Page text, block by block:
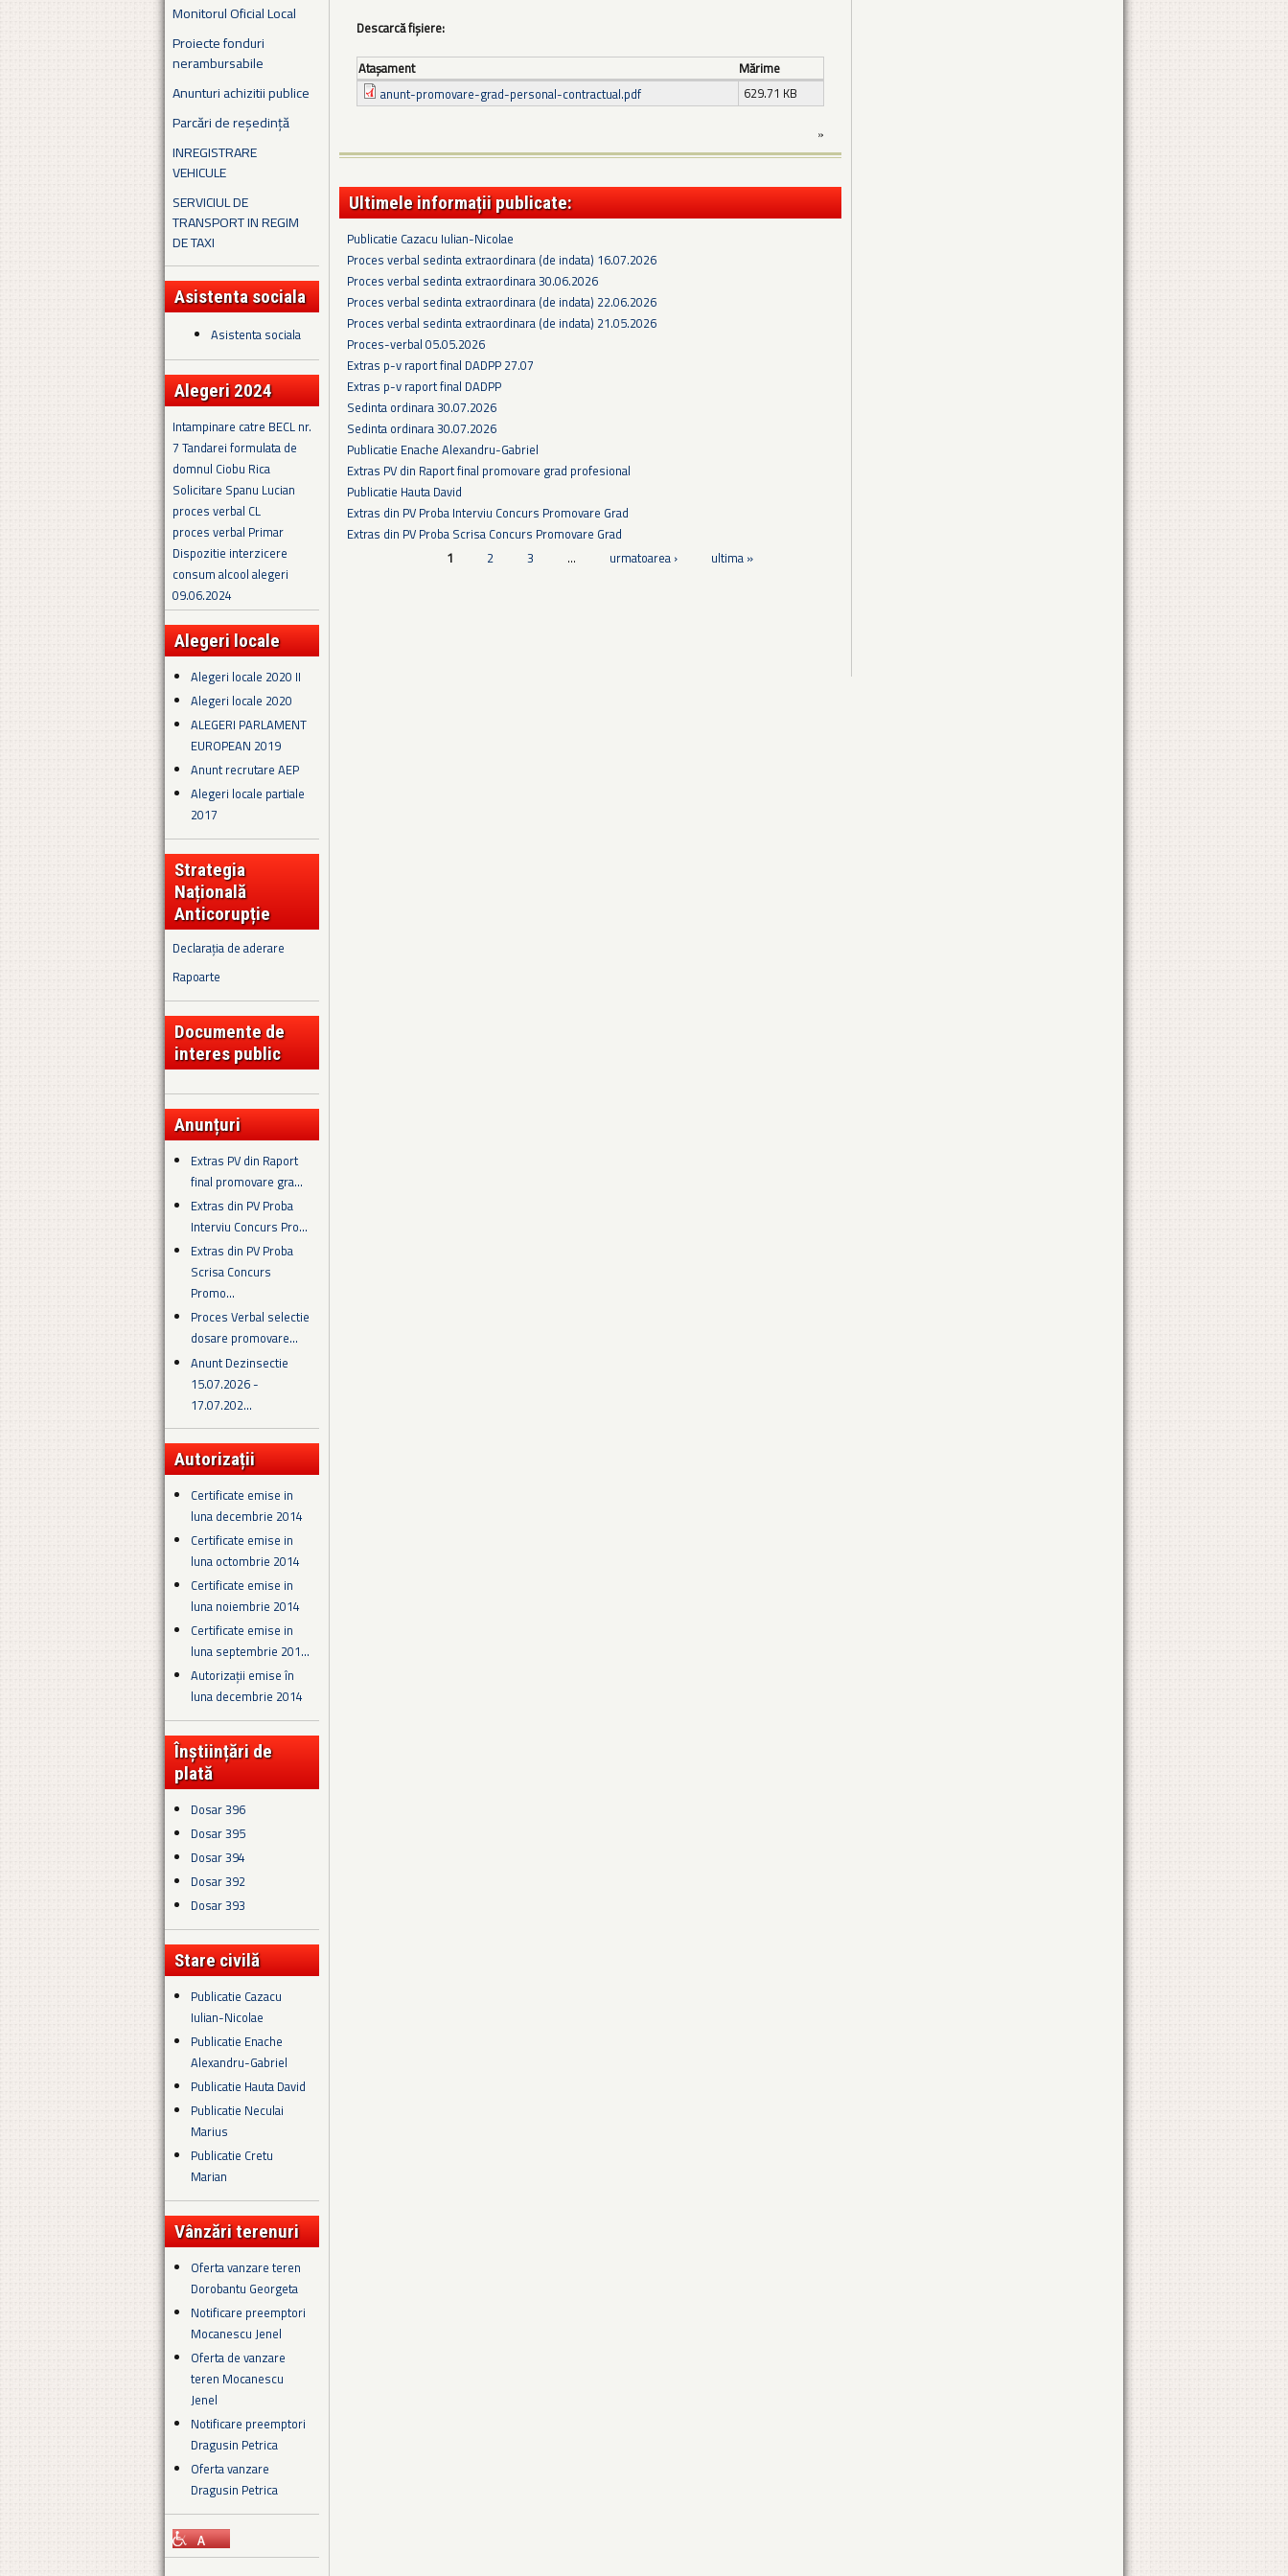
Monitorul Oficial Local
Proiecte fonduri
nerambursabile
Anunturi achizitii publice
Parcări de reședință
INREGISTRARE
VEHICULE
SERVICIUL DE
TRANSPORT IN REGIM
DE TAXI
Asistenta sociala
Asistenta sociala
Alegeri 2024
Intampinare catre BECL nr.
7 Tandarei formulata de
domnul Ciobu Rica
Solicitare Spanu Lucian
proces verbal CL
proces verbal Primar
Dispozitie interzicere
consum alcool alegeri
09.06.2024
Alegeri locale
Alegeri locale 2020 II
Alegeri locale 2020
ALEGERI PARLAMENT
EUROPEAN 2019
Anunt recrutare AEP
Alegeri locale partiale
2017
Strategia
Națională
Anticorupție
Declarația de aderare
Rapoarte
Documente de
interes public
Anunțuri
Extras PV din Raport
final promovare gra...
Extras din PV Proba
Interviu Concurs Pro...
Extras din PV Proba
Scrisa Concurs
Promo...
Proces Verbal selectie
dosare promovare...
Anunt Dezinsectie
15.07.2026 -
17.07.202...
Autorizații
Certificate emise in
luna decembrie 2014
Certificate emise in
luna octombrie 2014
Certificate emise in
luna noiembrie 2014
Certificate emise in
luna septembrie 201...
Autorizații emise în
luna decembrie 2014
Înștiințări de
plată
Dosar 396
Dosar 395
Dosar 394
Dosar 392
Dosar 393
Stare civilă
Publicatie Cazacu
Iulian-Nicolae
Publicatie Enache
Alexandru-Gabriel
Publicatie Hauta David
Publicatie Neculai
Marius
Publicatie Cretu
Marian
Vânzări terenuri
Oferta vanzare teren
Dorobantu Georgeta
Notificare preemptori
Mocanescu Jenel
Oferta de vanzare
teren Mocanescu
Jenel
Notificare preemptori
Dragusin Petrica
Oferta vanzare
Dragusin Petrica
Descarcă fișiere:
Ataşament
Mărime
anunt-promovare-grad-personal-contractual.pdf
629.71 KB
»
Ultimele informații publicate:
Publicatie Cazacu Iulian-Nicolae
Proces verbal sedinta extraordinara (de indata) 16.07.2026
Proces verbal sedinta extraordinara 30.06.2026
Proces verbal sedinta extraordinara (de indata) 22.06.2026
Proces verbal sedinta extraordinara (de indata) 21.05.2026
Proces-verbal 05.05.2026
Extras p-v raport final DADPP 27.07
Extras p-v raport final DADPP
Sedinta ordinara 30.07.2026
Sedinta ordinara 30.07.2026
Publicatie Enache Alexandru-Gabriel
Extras PV din Raport final promovare grad profesional
Publicatie Hauta David
Extras din PV Proba Interviu Concurs Promovare Grad
Extras din PV Proba Scrisa Concurs Promovare Grad
1 2 3 … urmatoarea › ultima »